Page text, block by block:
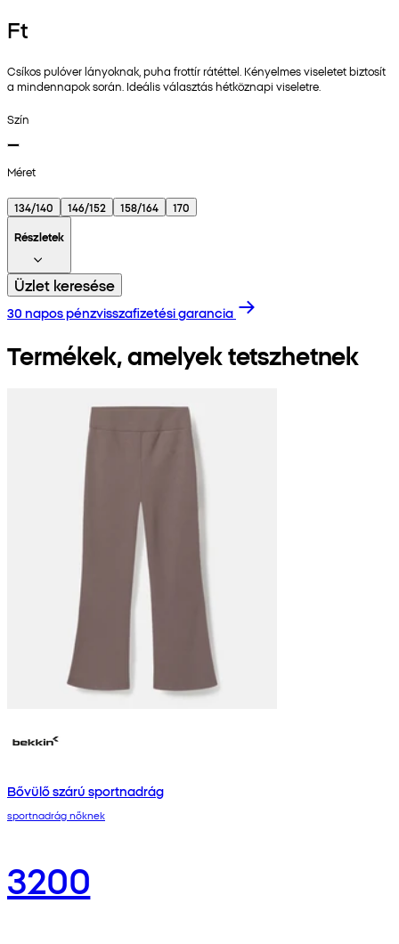
Ft
Csíkos pulóver lányoknak, puha frottír rátéttel. Kényelmes viseletet biztosít
a mindennapok során. Ideális választás hétköznapi viseletre.
Szín
Méret
134/140 146/152 158/164
170
Részletek
Üzlet keresése
30 napos pénzvisszafizetési garancia
Termékek, amelyek tetszhetnek
Bővülő szárú sportnadrág
sportnadrág nőknek
3200